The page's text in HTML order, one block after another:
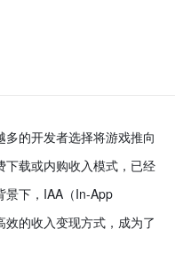
的开发者选择将游戏推向
载或内购收入模式，已经
景下，IAA（In-App
的收入变现方式，成为了